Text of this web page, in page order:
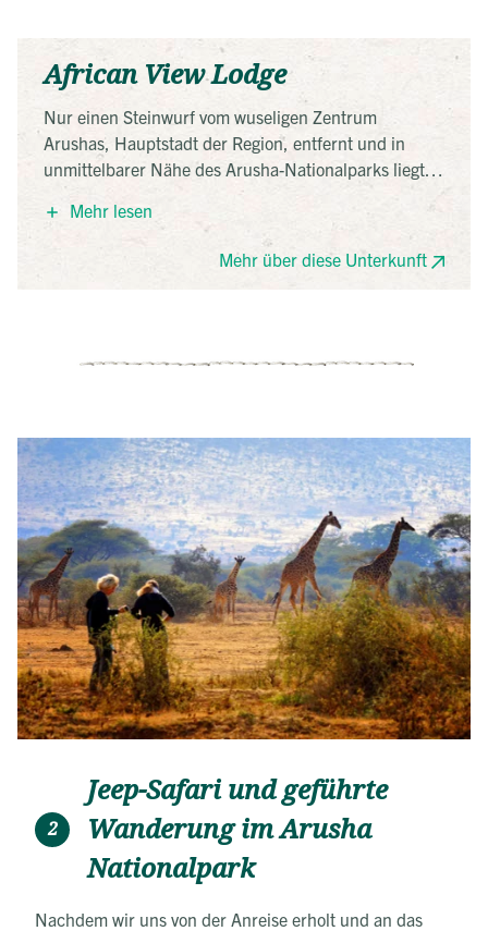
African View Lodge
Nur einen Steinwurf vom wuseligen Zentrum
Arushas, Hauptstadt der Region, entfernt und in
unmittelbarer Nähe des Arusha-Nationalparks liegt
die idyllische African View Lodge. Die zwanzig
gemütlich eingerichteten Bungalows sind um den
Pool der Lodge angeordnet und laden zum
Entspannen ein. Für das perfekte Panorama sorgt der
Mehr lesen
Mehr über diese Unterkunft
2
Jeep-Safari und geführte
Wanderung im Arusha
Nationalpark
Nachdem wir uns von der Anreise erholt und an das